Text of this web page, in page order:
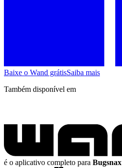
Baixe o Wand grátisSaiba mais
Também disponível em
é o aplicativo completo para Bugsnax